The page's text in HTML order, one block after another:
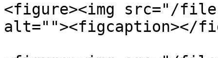
<figure><img src="/
alt=""><figcaption></